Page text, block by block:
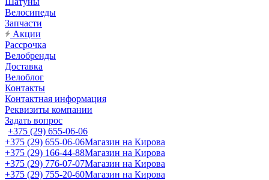
Велосипеды
Запчасти
Акции
Рассрочка
Велобренды
Доставка
Велоблог
Контакты
Контактная информация
Реквизиты компании
Задать вопрос
+375 (29) 655-06-06
+375 (29) 655-06-06Магазин на Кирова
+375 (29) 166-44-88Магазин на Кирова
+375 (29) 776-07-07Магазин на Кирова
+375 (29) 755-20-60Магазин на Кирова